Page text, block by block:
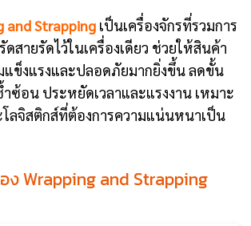
and Strapping เป็นเครื่องจักรที่รวมการ
สายรัดไว้ในเครื่องเดียว ช่วยให้สินค้า
ข็งแรงและปลอดภัยมากยิ่งขึ้น ลดขั้น
ซ้อน ประหยัดเวลาและแรงงาน เหมาะ
ลจิสติกส์ที่ต้องการความแน่นหนาเป็น
ง Wrapping and Strapping